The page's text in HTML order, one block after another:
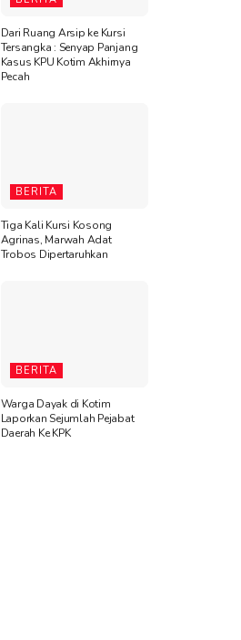
Dari Ruang Arsip ke Kursi
Tersangka : Senyap Panjang
Kasus KPU Kotim Akhirnya
Pecah
BERITA
Tiga Kali Kursi Kosong
Agrinas, Marwah Adat
Trobos Dipertaruhkan
BERITA
Warga Dayak di Kotim
Laporkan Sejumlah Pejabat
Daerah Ke KPK